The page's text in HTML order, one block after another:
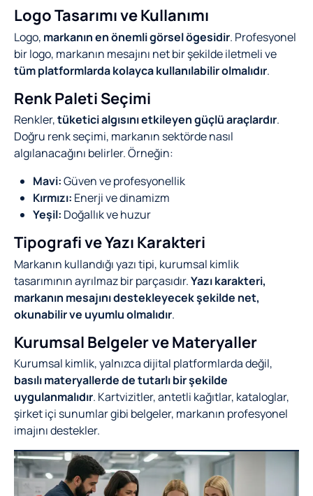
Logo Tasarımı ve Kullanımı
Logo, markanın en önemli görsel ögesidir. Profesyonel
bir logo, markanın mesajını net bir şekilde iletmeli ve
tüm platformlarda kolayca kullanılabilir olmalıdır.
Renk Paleti Seçimi
Renkler,tüketici algısını etkileyen güçlü araçlardır.
Doğru renk seçimi, markanın sektörde nasıl
algılanacağını belirler. Örneğin:
Mavi:Güven ve profesyonellik
Kırmızı: Enerji ve dinamizm
Yeşil: Doğallık ve huzur
Tipografi ve Yazı Karakteri
Markanın kullandığı yazı tipi, kurumsal kimlik
tasarımının ayrılmaz bir parçasıdır.Yazı karakteri,
markanın mesajını destekleyecek şekilde net,
okunabilir ve uyumlu olmalıdır.
Kurumsal Belgeler ve Materyaller
Kurumsal kimlik, yalnızca dijital platformlarda değil,
basılı materyallerde de tutarlı bir şekilde
uygulanmalıdır. Kartvizitler, antetli kağıtlar, kataloglar,
şirket içi sunumlar gibi belgeler, markanın profesyonel
imajını destekler.